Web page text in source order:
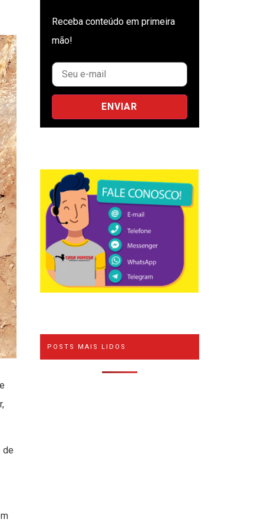
de
Receba conteúdo em primeira
mão!
POSTS MAIS LIDOS